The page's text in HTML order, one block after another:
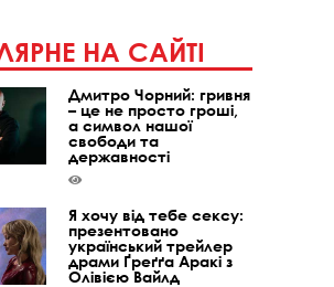
НА САЙТІ
Дмитро Чорний: гривня
– це не просто гроші,
а символ нашої
свободи та
державності
Я хочу від тебе сексу:
презентовано
український трейлер
драми Ґреґґа Аракі з
Олівією Вайлд